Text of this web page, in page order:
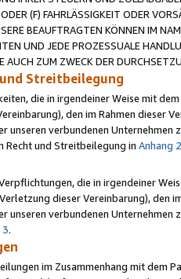
(F) FAHRLÄSSIGKEIT ODER
BEAUFTRAGTEN KÖNNEN IM
UND JEDE PROZESSUALE
AUCH ZUM ZWECK DER
Streitbeilegung
die in irgendeiner Weise mit
den im Rahmen dieser
unseren verbundenen
Recht und Streitbeilegung in Anhang 2
die in irgendeiner
dieser Vereinbarung), den
unseren verbundenen
3.
im Zusammenhang mit dem